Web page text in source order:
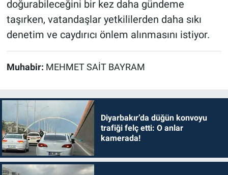
doğurabileceğini bir kez daha gündeme
taşırken, vatandaşlar yetkililerden daha sıkı
denetim ve caydırıcı önlem alınmasını istiyor.
Muhabir: MEHMET SAİT BAYRAM
Diyarbakır’da düğün konvoyu
trafiği felç etti: O anlar
kamerada!